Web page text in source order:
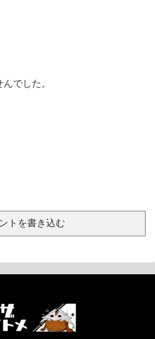
でした。
トを書き込む